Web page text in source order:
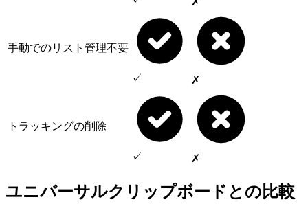
手動でのリスト管理不要
✓ ✗
トラッキングの削除
✓ ✗
ユニバーサルクリップボードとの比較